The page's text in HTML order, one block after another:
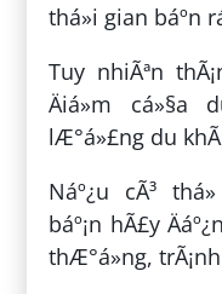
thá»i gian báº­n
Tuy nhiÃªn
Äiá»m
lÆ°á»£ng du
Náº¿u cÃ³
báº¡n hÃ£y
thÆ°á»ng,